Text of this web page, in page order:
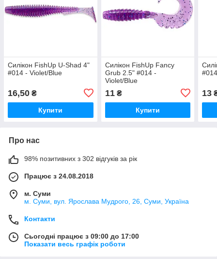
Силікон FishUp U-Shad 4"
#014 - Violet/Blue
16,50 ₴
Купити
Силікон FishUp Fancy
Grub 2.5" #014 -
Violet/Blue
11₴
Купити
13
Про нас
98% позитивних з 302 відгуків за рік
Працює з 24.08.2018
м. Суми
м. Суми, вул. Ярослава Мудрого, 26, Суми, Україна
Контакти
Сьогодні працює з 09:00 до 17:00
Показати весь графік роботи